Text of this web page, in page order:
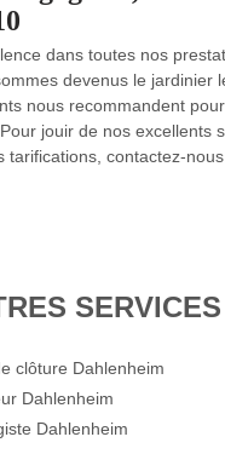
dans toutes nos
devenus le jardinier
nous recommandent
jouir de nos excellents
tarifications, contactez-
SERVICES
clôture Dahlenheim
Dahlenheim
Dahlenheim